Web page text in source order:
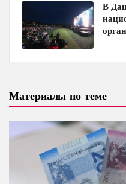
В
Материалы по теме